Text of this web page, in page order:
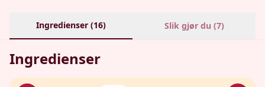
Ingredienser (16) Slik gjør du (7)
Ingredienser